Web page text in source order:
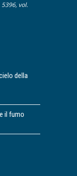
vol.
della
il fumo